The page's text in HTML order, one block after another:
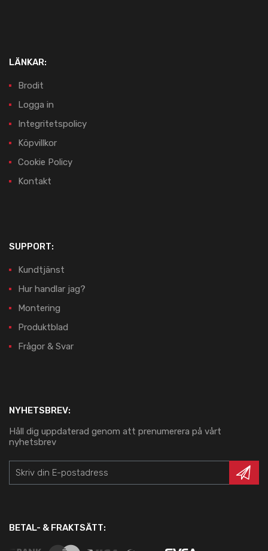
LÄNKAR:
Brodit
Logga in
Integritetspolicy
Köpvillkor
Cookie Policy
Kontakt
SUPPORT:
Kundtjänst
Hur handlar jag?
Montering
Produktblad
Frågor & Svar
NYHETSBREV:
Håll dig uppdaterad genom att prenumerera på vårt
nyhetsbrev
BETAL- & FRAKTSÄTT: